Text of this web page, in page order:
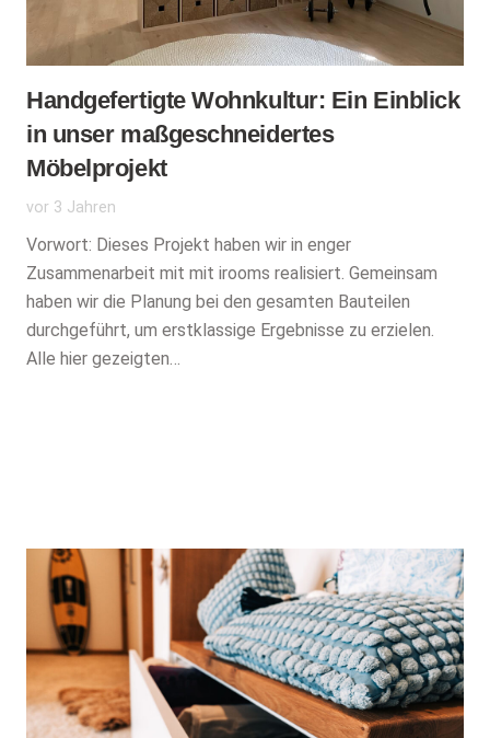
Handgefertigte Wohnkultur: Ein Einblick
in unser maßgeschneidertes
Möbelprojekt
vor 3 Jahren
Vorwort: Dieses Projekt haben wir in enger
Zusammenarbeit mit mit irooms realisiert. Gemeinsam
haben wir die Planung bei den gesamten Bauteilen
durchgeführt, um erstklassige Ergebnisse zu erzielen.
Alle hier gezeigten…